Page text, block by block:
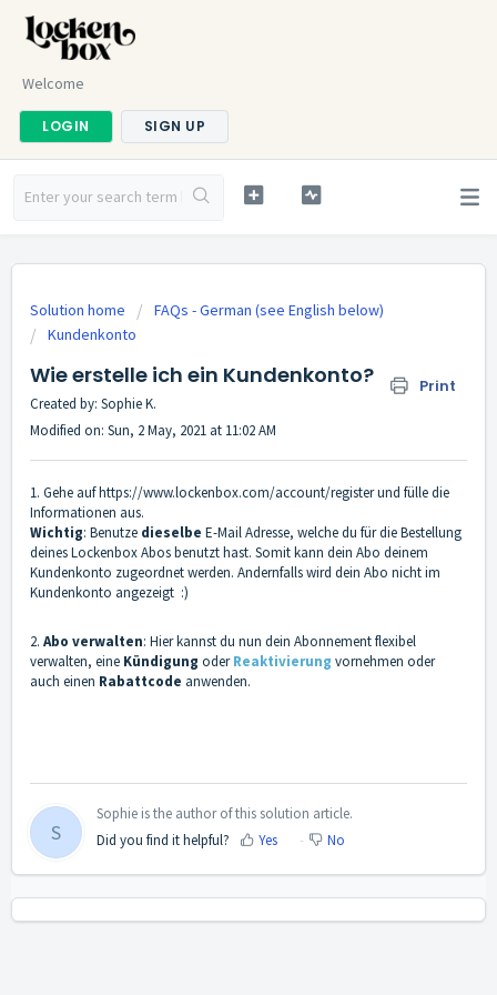
Welcome
LOGIN SIGN UP
Solution home
FAQs - German (see English below)
Kundenkonto
Wie erstelle ich ein Kundenkonto? Print
Created by: Sophie K.
Modified on: Sun, 2 May, 2021 at 11:02 AM
1. Gehe aufhttps://www.lockenbox.com/account/registerund fülle die
Informationen aus.
Wichtig: Benutze dieselbe E-Mail Adresse, welche du für die Bestellung
deines Lockenbox Abos benutzt hast. Somit kann dein Abo deinem
Kundenkonto zugeordnet werden. Andernfalls wird dein Abo nicht im
Kundenkonto angezeigt :)
2. Abo verwalten: Hier kannst du nun dein Abonnement flexibel
verwalten, eine Kündigung oderReaktivierung vornehmen oder
auch einen Rabattcode anwenden.
S
Sophie is the author of this solution article.
Did you find it helpful?
Yes No